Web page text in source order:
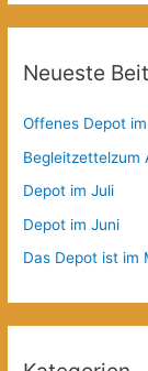
Neueste
Offenes Depot
Begleitzettelzum
Depot im Juli
Depot im Juni
Das Depot ist im